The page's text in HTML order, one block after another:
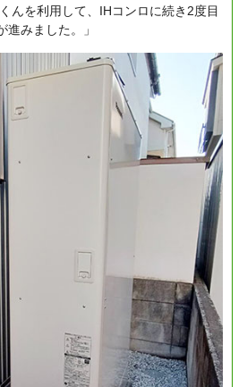
んを利用して、IHコンロに続き2度目
みました。」